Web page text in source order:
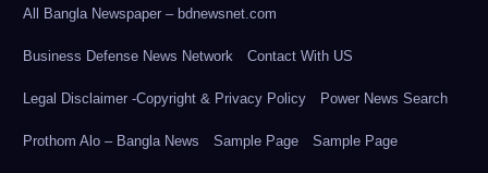
All Bangla Newspaper – bdnewsnet.com
Business Defense News Network Contact With US
Legal Disclaimer -Copyright & Privacy Policy Power News Search
Prothom Alo – Bangla News Sample Page Sample Page